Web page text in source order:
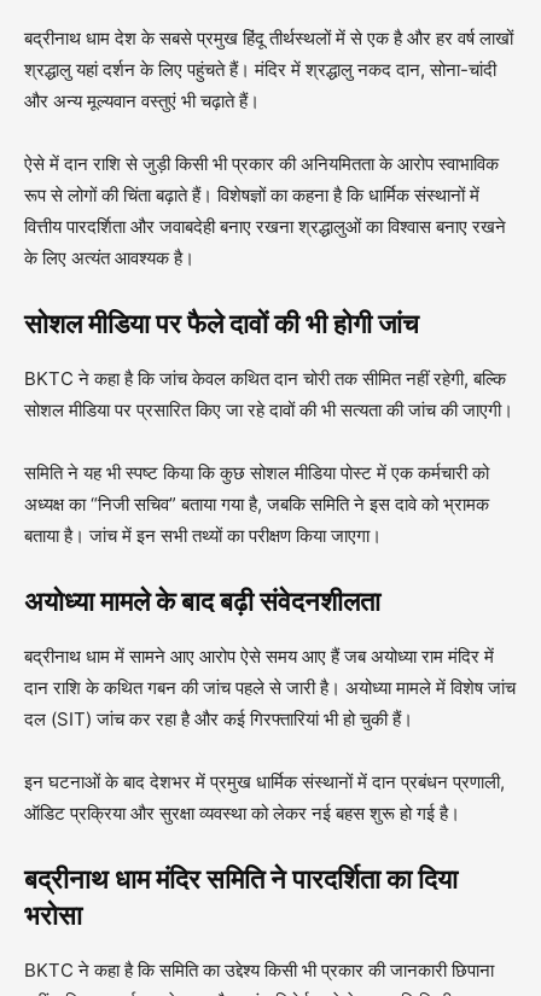
बद्रीनाथ धाम देश के सबसे प्रमुख हिंदू तीर्थस्थलों में से एक है और हर वर्ष लाखों
श्रद्धालु यहां दर्शन के लिए पहुंचते हैं। मंदिर में श्रद्धालु नकद दान, सोना-चांदी
और अन्य मूल्यवान वस्तुएं भी चढ़ाते हैं।
ऐसे में दान राशि से जुड़ी किसी भी प्रकार की अनियमितता के आरोप स्वाभाविक
रूप से लोगों की चिंता बढ़ाते हैं। विशेषज्ञों का कहना है कि धार्मिक संस्थानों में
वित्तीय पारदर्शिता और जवाबदेही बनाए रखना श्रद्धालुओं का विश्वास बनाए रखने
के लिए अत्यंत आवश्यक है।
सोशल मीडिया पर फैले दावों की भी होगी जांच
BKTC ने कहा है कि जांच केवल कथित दान चोरी तक सीमित नहीं रहेगी, बल्कि
सोशल मीडिया पर प्रसारित किए जा रहे दावों की भी सत्यता की जांच की जाएगी।
समिति ने यह भी स्पष्ट किया कि कुछ सोशल मीडिया पोस्ट में एक कर्मचारी को
अध्यक्ष का “निजी सचिव” बताया गया है, जबकि समिति ने इस दावे को भ्रामक
बताया है। जांच में इन सभी तथ्यों का परीक्षण किया जाएगा।
अयोध्या मामले के बाद बढ़ी संवेदनशीलता
बद्रीनाथ धाम में सामने आए आरोप ऐसे समय आए हैं जब अयोध्या राम मंदिर में
दान राशि के कथित गबन की जांच पहले से जारी है। अयोध्या मामले में विशेष जांच
दल (SIT) जांच कर रहा है और कई गिरफ्तारियां भी हो चुकी हैं।
इन घटनाओं के बाद देशभर में प्रमुख धार्मिक संस्थानों में दान प्रबंधन प्रणाली,
ऑडिट प्रक्रिया और सुरक्षा व्यवस्था को लेकर नई बहस शुरू हो गई है।
बद्रीनाथ धाम मंदिर समिति ने पारदर्शिता का दिया
भरोसा
BKTC ने कहा है कि समिति का उद्देश्य किसी भी प्रकार की जानकारी छिपाना